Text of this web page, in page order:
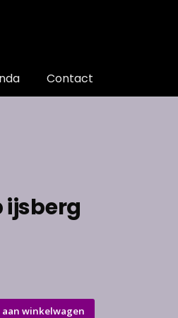
Contact
ijsberg
winkelwagen